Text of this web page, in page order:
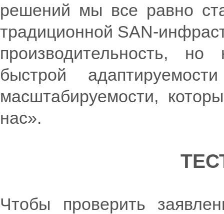
решений мы все равно
традиционной SAN-
производительность,
быстрой
масштабируемости,
нас».
Чтобы проверить